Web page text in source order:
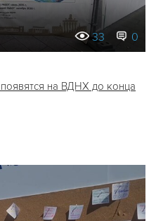
33 0
на ВДНХ до конца